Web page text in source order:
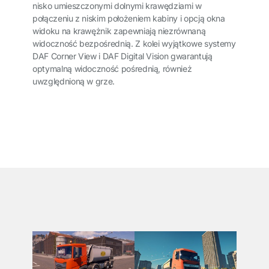
nisko umieszczonymi dolnymi krawędziami w
połączeniu z niskim położeniem kabiny i opcją okna
widoku na krawężnik zapewniają niezrównaną
widoczność bezpośrednią. Z kolei wyjątkowe systemy
DAF Corner View i DAF Digital Vision gwarantują
optymalną widoczność pośrednią, również
uwzględnioną w grze.